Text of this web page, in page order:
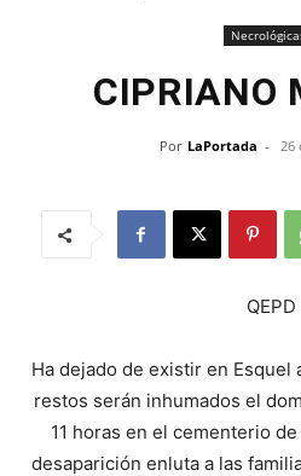
CIPRIANO
Por LaPortada - 26
QEPD
Ha dejado de existir en Esquel
restos serán inhumados el
11 horas en el cementerio
desaparición enluta a las